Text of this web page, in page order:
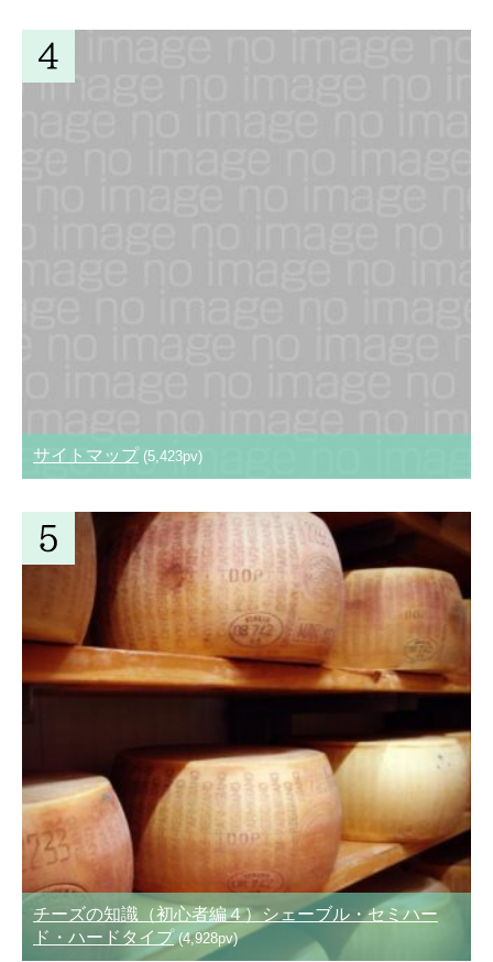
サイトマップ (5,423pv)
チーズの知識（初心者編４）シェーブル・セミハー
ド・ハードタイプ(4,928pv)